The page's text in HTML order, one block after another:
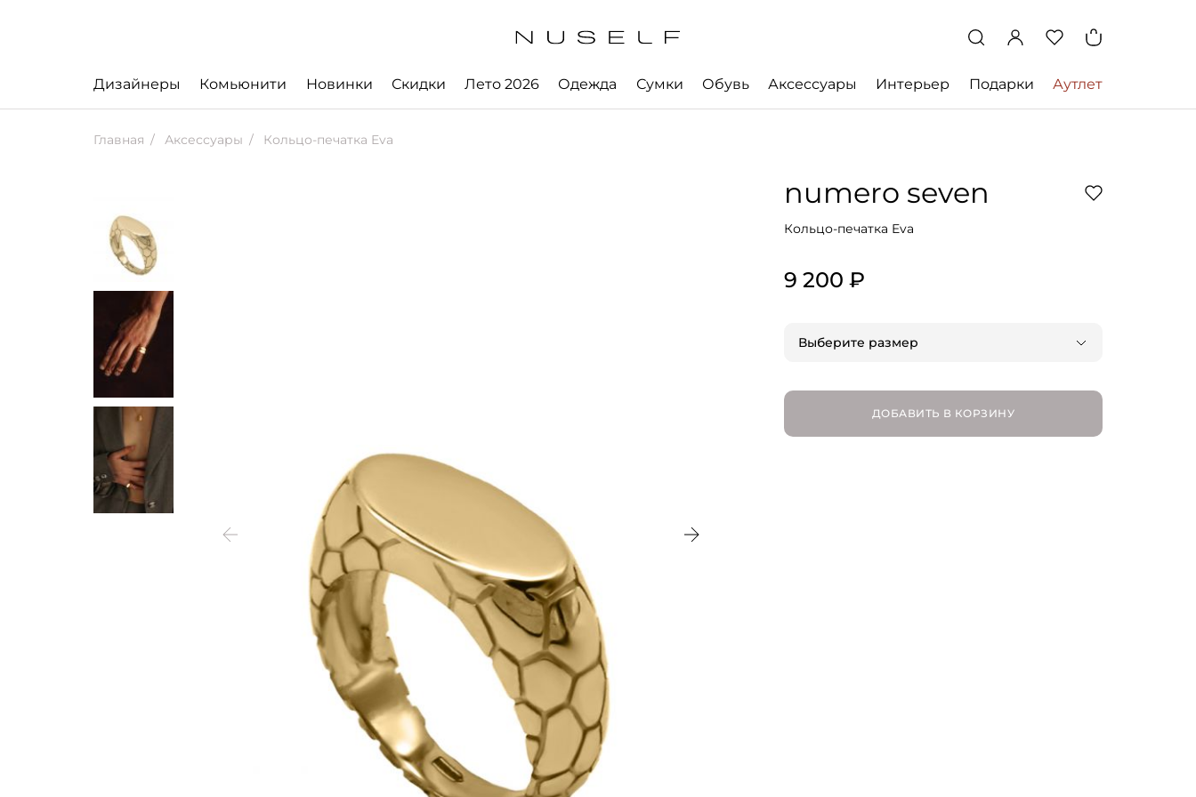
Дизайнеры Комьюнити Новинки Скидки Лето 2026 Одежда Сумки Обувь Аксессуары Интерьер Подарки Аутлет
Главная Аксессуары Кольцо-печатка Eva
numero seven
Кольцо-печатка Eva
9 200 ₽
Выберите размер
ДОБАВИТЬ В КОРЗИНУ